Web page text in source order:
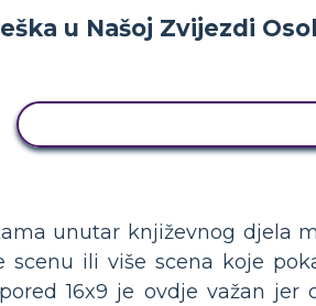
unutar književnog djela
scenu ili više scena koje
16x9 je ovdje važan jer